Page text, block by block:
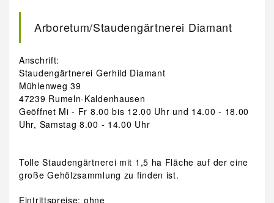
Arboretum/Staudengärtnerei Diamant
Anschrift:
Staudengärtnerei Gerhild Diamant
Mühlenweg 39
47239 Rumeln-Kaldenhausen
Geöffnet Mi - Fr 8.00 bis 12.00 Uhr und 14.00 - 18.00
Uhr, Samstag 8.00 - 14.00 Uhr
Tolle Staudengärtnerei mit 1,5 ha Fläche auf der eine
große Gehölzsammlung zu finden ist.
Eintrittspreise: ohne